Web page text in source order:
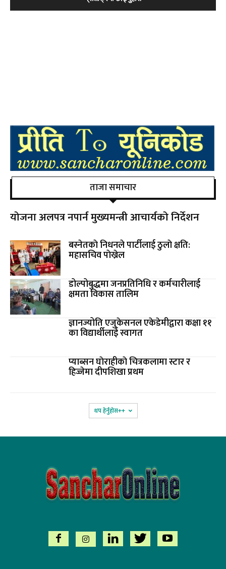
ताजा समाचार
योजना अलपत्र नपार्न मुख्यमन्त्री आचार्यको निर्देशन
बस्नेतकाे निधनले पार्टीलाई ठुलाे क्षति:
महासचिव पाेख्रेल
डोल्पोबुद्धमा जनप्रतिनिधि र कर्मचारीलाई
क्षमता विकास तालिम
ज्ञानज्योति एजुकेसनल एकेडेमीद्वारा कक्षा ११
का विद्यार्थीलाई स्वागत
प्याब्सन घाेराहीकाे चित्रकलामा स्टार र
हिज्जेमा दीपशिखा प्रथम
थप हेर्नुहोस‌++